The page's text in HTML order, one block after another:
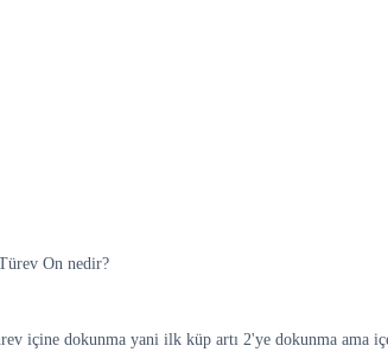
On nedir?
içine dokunma yani ilk küp artı 2'ye dokunma ama